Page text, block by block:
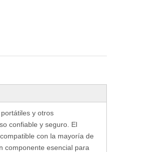
y otros
confiable y seguro. El
con la mayoría de
componente esencial para